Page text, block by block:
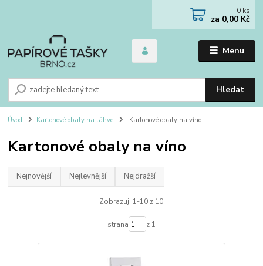
Menu
Hledat
0 ks
za 0,00 Kč
Úvod Kartonové obaly na láhve Kartonové obaly na víno
Kartonové obaly na víno
Nejnovější Nejlevnější Nejdražší
Zobrazuji 1-10 z 10
strana z 1